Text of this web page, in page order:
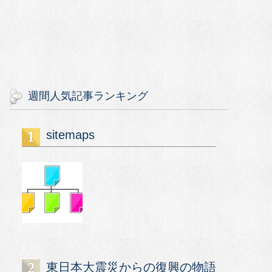
週間人気記事ランキング
sitemaps
東日本大震災からの復興の物語